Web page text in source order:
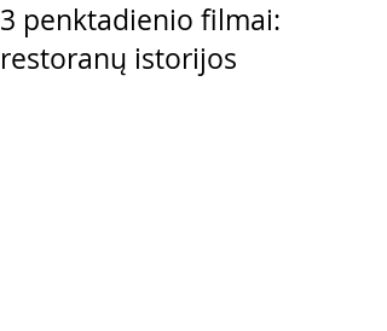
3 penktadienio filmai:
restoranų istorijos